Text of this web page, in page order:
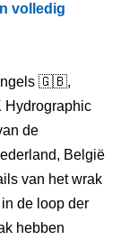
volledig
🇬🇧,
Hydrographic
de
België
van het wrak
de loop der
hebben